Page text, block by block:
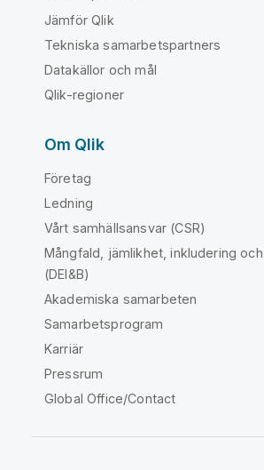
Jämför Qlik
Tekniska samarbetspartners
Datakällor och mål
Qlik-regioner
Om Qlik
Företag
Ledning
Vårt samhällsansvar (CSR)
Mångfald, jämlikhet, inkludering
(DEI&B)
Akademiska samarbeten
Samarbetsprogram
Karriär
Pressrum
Global Office/Contact